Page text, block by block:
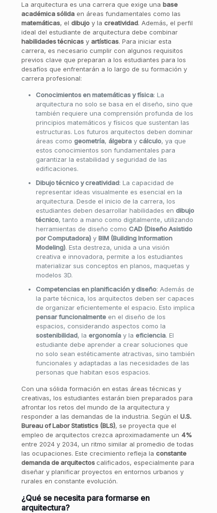
La arquitectura es una carrera que exige una base
académica sólidaen áreas fundamentales como las
matemáticas, el dibujoy la creatividad. Además, el perfil
ideal del estudiante de arquitectura debe combinar
habilidades técnicasy artísticas. Para iniciar esta
carrera, es necesario cumplir con algunos requisitos
previos clave que preparan a los estudiantes para los
desafíos que enfrentarán a lo largo de su formación y
carrera profesional:
Conocimientos en matemáticas y física: La
arquitectura no solo se basa en el diseño, sino que
también requiere una comprensión profunda de los
principios matemáticos y físicos que sustentan las
estructuras. Los futuros arquitectos deben dominar
áreas como geometría, álgebray cálculo, ya que
estos conocimientos son fundamentales para
garantizar la estabilidad y seguridad de las
edificaciones.
Dibujo técnico y creatividad: La capacidad de
representar ideas visualmente es esencial en la
arquitectura. Desde el inicio de la carrera, los
estudiantes deben desarrollar habilidades en dibujo
técnico, tanto a mano como digitalmente, utilizando
herramientas de diseño como CAD (Diseño Asistido
por Computadora)y BIM (Building Information
Modeling). Esta destreza, unida a una visión
creativa e innovadora, permite a los estudiantes
materializar sus conceptos en planos, maquetas y
modelos 3D.
Competencias en planificación y diseño: Además de
la parte técnica, los arquitectos deben ser capaces
de organizar eficientemente el espacio. Esto implica
pensar funcionalmenteen el diseño de los
espacios, considerando aspectos como la
sostenibilidad, la ergonomíay la eficiencia. El
estudiante debe aprender a crear soluciones que
no solo sean estéticamente atractivas, sino también
funcionales y adaptadas a las necesidades de las
personas que habitan esos espacios.
Con una sólida formación en estas áreas técnicas y
creativas, los estudiantes estarán bien preparados para
afrontar los retos del mundo de la arquitectura y
responder a las demandas de la industria. Según el U.S.
Bureau of Labor Statistics (BLS), se proyecta que el
empleo de arquitectos crezca aproximadamente un 4%
entre 2024 y 2034, un ritmo similar al promedio de todas
las ocupaciones. Este crecimiento refleja la constante
demanda de arquitectos calificados, especialmente para
diseñar y planificar proyectos en entornos urbanos y
rurales en constante evolución.
¿Qué se necesita para formarse en
arquitectura?